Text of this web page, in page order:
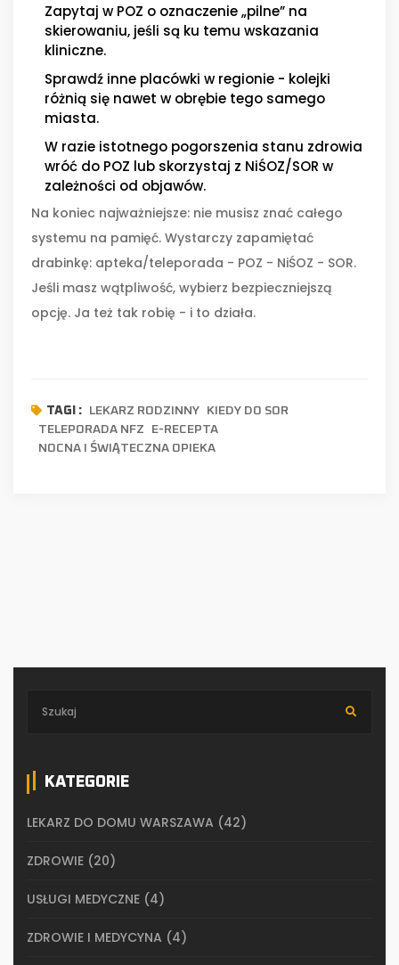
Zapytaj w POZ o oznaczenie „pilne” na
skierowaniu, jeśli są ku temu wskazania
kliniczne.
Sprawdź inne placówki w regionie - kolejki
różnią się nawet w obrębie tego samego
miasta.
W razie istotnego pogorszenia stanu zdrowia
wróć do POZ lub skorzystaj z NiŚOZ/SOR w
zależności od objawów.
Na koniec najważniejsze: nie musisz znać całego
systemu na pamięć. Wystarczy zapamiętać
drabinkę: apteka/teleporada - POZ - NiŚOZ - SOR.
Jeśli masz wątpliwość, wybierz bezpieczniejszą
opcję. Ja też tak robię - i to działa.
TAGI : LEKARZ RODZINNY
KIEDY DO SOR
TELEPORADA NFZ
E-RECEPTA
NOCNA I ŚWIĄTECZNA OPIEKA
KATEGORIE
LEKARZ DO DOMU WARSZAWA (42)
ZDROWIE (20)
USŁUGI MEDYCZNE (4)
ZDROWIE I MEDYCYNA (4)